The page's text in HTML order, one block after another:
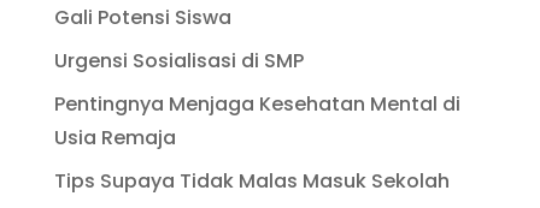
Gali Potensi Siswa
Urgensi Sosialisasi di SMP
Pentingnya Menjaga Kesehatan Mental di
Usia Remaja
Tips Supaya Tidak Malas Masuk Sekolah